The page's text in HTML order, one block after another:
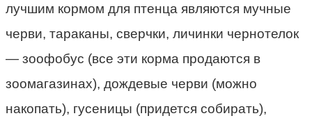
лучшим кормом для птенца являются мучные
черви, тараканы, сверчки, личинки чернотелок
— зоофобус (все эти корма продаются в
зоомагазинах), дождевые черви (можно
накопать), гусеницы (придется собирать),